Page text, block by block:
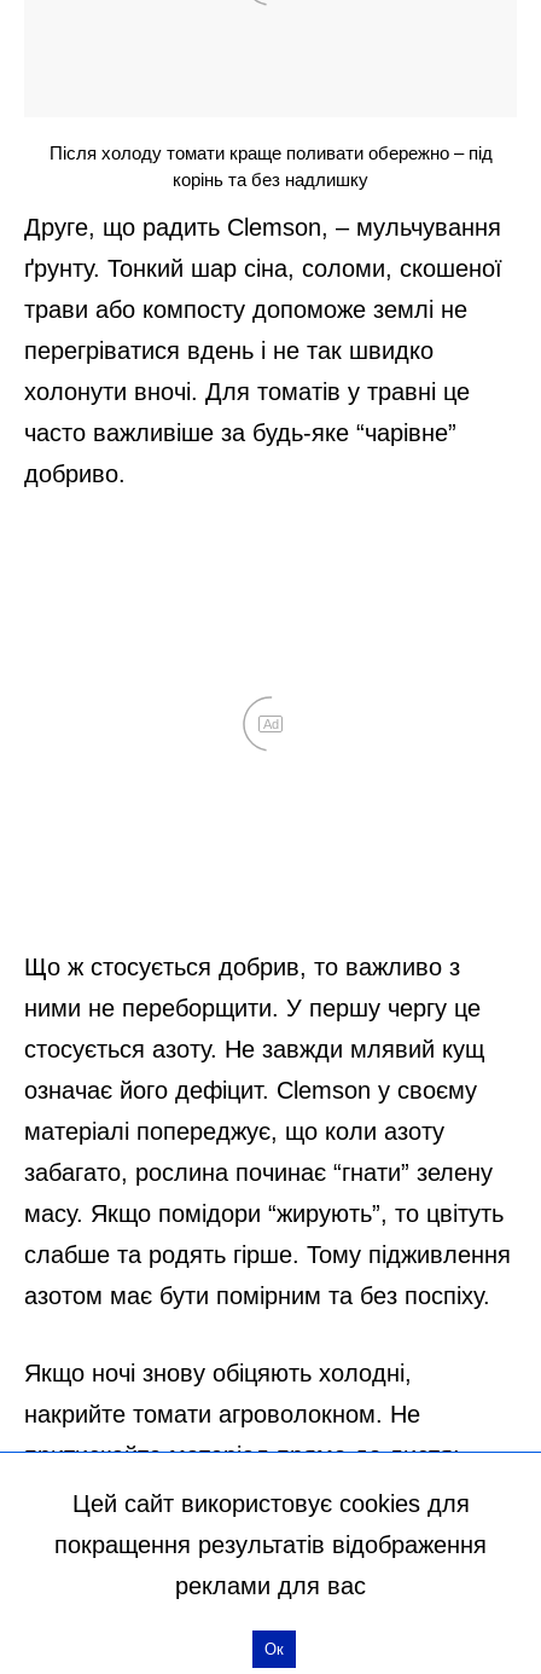
Цей сайт використовує cookies для
покращення результатів відображення
реклами для вас
Ок